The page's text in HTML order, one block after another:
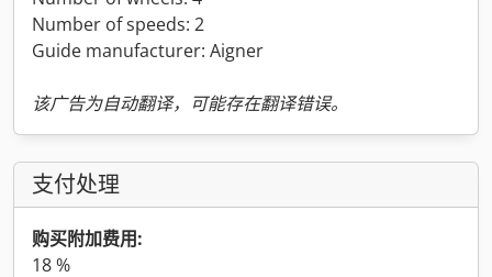
Number of speeds: 2
Guide manufacturer: Aigner
该广告为自动翻译，可能存在翻译错误。
支付处理
购买附加费用:
18 %